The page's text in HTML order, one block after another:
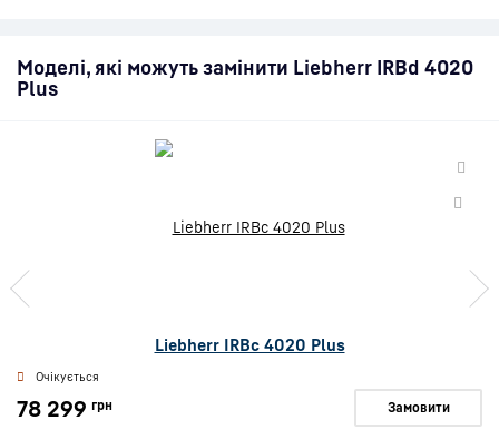
Моделі, які можуть замінити Liebherr IRBd 4020
Plus
Liebherr IRBc 4020 Plus
Очікується
78 299 грн Замовити